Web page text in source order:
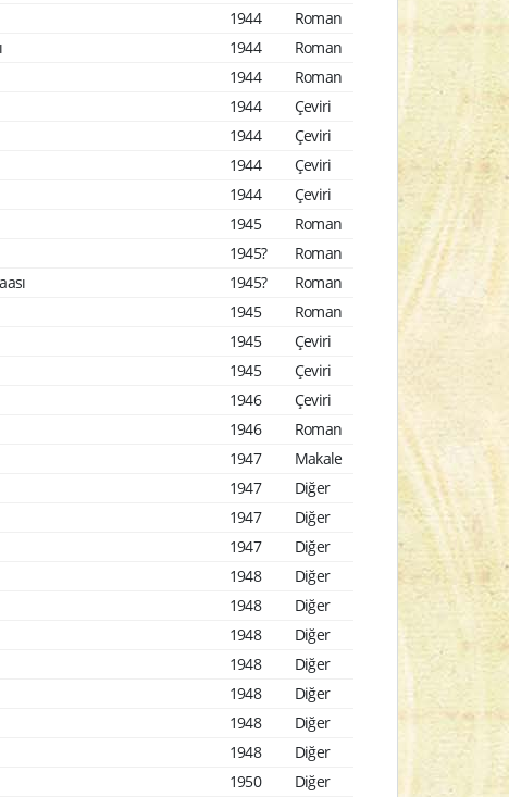
1944
Roman
1944
Roman
1944
Roman
1944
Çeviri
1944
Çeviri
1944
Çeviri
1944
Çeviri
1945
Roman
1945?
Roman
1945?
Roman
1945
Roman
1945
Çeviri
1945
Çeviri
1946
Çeviri
1946
Roman
1947
Makale
1947
Diğer
1947
Diğer
1947
Diğer
1948
Diğer
1948
Diğer
1948
Diğer
1948
Diğer
1948
Diğer
1948
Diğer
1948
Diğer
1950
Diğer